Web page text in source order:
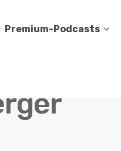
Premium-Podcasts